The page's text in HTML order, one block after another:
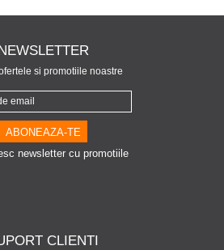
si promotiile noastre
newsletter cu promotiile
CLIENTI